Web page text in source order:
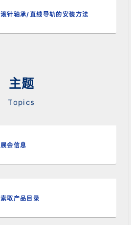
滚针轴承/直线导轨的安装方法
主题
Topics
展会信息
索取产品目录